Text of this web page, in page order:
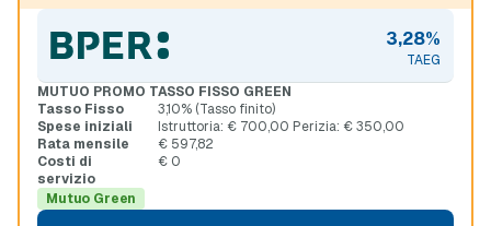
3,28%
TAEG
MUTUO PROMO TASSO FISSO GREEN
Tasso Fisso
3,10% (Tasso finito)
Spese iniziali
Istruttoria: € 700,00 Perizia: € 350,00
Rata mensile
€ 597,82
Costi di
servizio
€ 0
Mutuo Green